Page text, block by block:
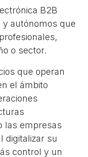
B2B
autónomos que
o sector.
que operan
el ámbito
las empresas
digitalizar su
control y un